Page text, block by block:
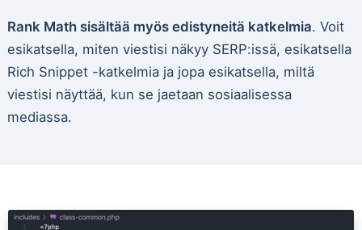
Rank Math sisältää myös edistyneitä katkelmia. Voit
esikatsella, miten viestisi näkyy SERP:issä, esikatsella
Rich Snippet -katkelmia ja jopa esikatsella, miltä
viestisi näyttää, kun se jaetaan sosiaalisessa
mediassa.